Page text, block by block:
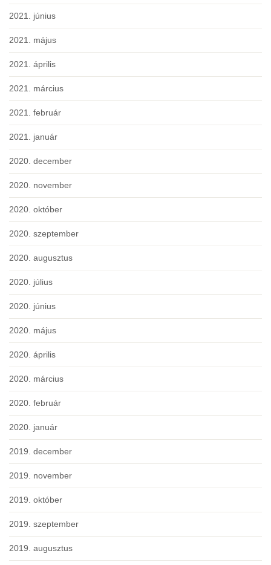
2021. június
2021. május
2021. április
2021. március
2021. február
2021. január
2020. december
2020. november
2020. október
2020. szeptember
2020. augusztus
2020. július
2020. június
2020. május
2020. április
2020. március
2020. február
2020. január
2019. december
2019. november
2019. október
2019. szeptember
2019. augusztus